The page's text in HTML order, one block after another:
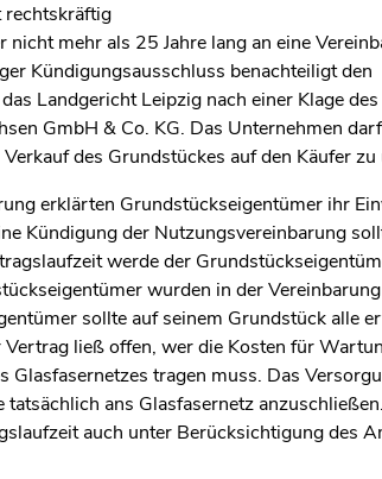
mehr als 25 Jahre lang an eine
Kündigungsausschluss benachteiligt den
Landgericht Leipzig nach einer Klage
GmbH & Co. KG. Das Unternehmen
des Grundstückes auf den Käufer
erklärten Grundstückseigentümer ihr
Kündigung der Nutzungsvereinbarung
werde der
wurden in der
sollte auf seinem Grundstück alle
ließ offen, wer die Kosten für
Glasfasernetzes tragen muss. Das
ans Glasfasernetz
auch unter Berücksichtigung des